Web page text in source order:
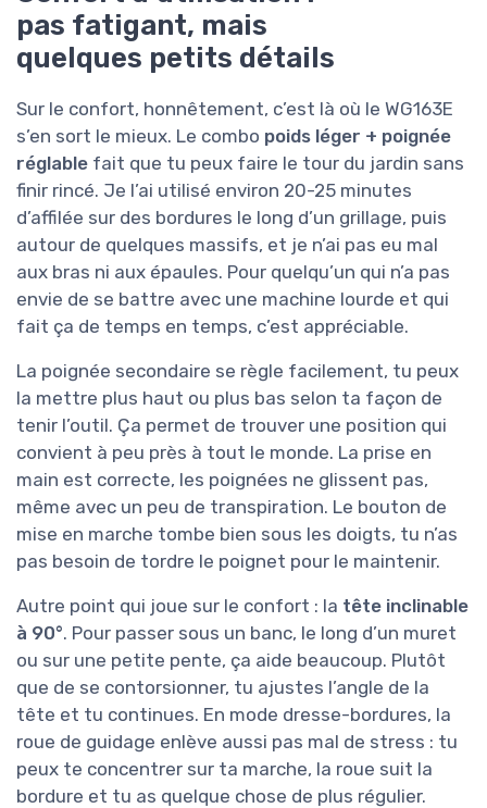
pas fatigant, mais
quelques petits détails
Sur le confort, honnêtement, c’est là où le WG163E
s’en sort le mieux. Le combo poids léger + poignée
réglable fait que tu peux faire le tour du jardin sans
finir rincé. Je l’ai utilisé environ 20-25 minutes
d’affilée sur des bordures le long d’un grillage, puis
autour de quelques massifs, et je n’ai pas eu mal
aux bras ni aux épaules. Pour quelqu’un qui n’a pas
envie de se battre avec une machine lourde et qui
fait ça de temps en temps, c’est appréciable.
La poignée secondaire se règle facilement, tu peux
la mettre plus haut ou plus bas selon ta façon de
tenir l’outil. Ça permet de trouver une position qui
convient à peu près à tout le monde. La prise en
main est correcte, les poignées ne glissent pas,
même avec un peu de transpiration. Le bouton de
mise en marche tombe bien sous les doigts, tu n’as
pas besoin de tordre le poignet pour le maintenir.
Autre point qui joue sur le confort : la tête inclinable
à 90°. Pour passer sous un banc, le long d’un muret
ou sur une petite pente, ça aide beaucoup. Plutôt
que de se contorsionner, tu ajustes l’angle de la
tête et tu continues. En mode dresse-bordures, la
roue de guidage enlève aussi pas mal de stress : tu
peux te concentrer sur ta marche, la roue suit la
bordure et tu as quelque chose de plus régulier.